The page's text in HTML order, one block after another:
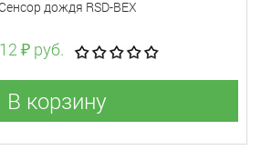
дождя RSD-BEX
₽ руб.
В корзину